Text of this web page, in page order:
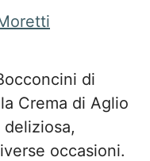
di
Crema di Aglio
occasioni.